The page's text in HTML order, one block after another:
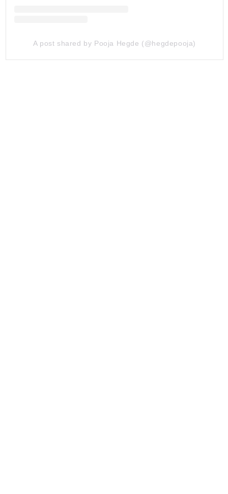
A post shared by Pooja Hegde (@hegdepooja)